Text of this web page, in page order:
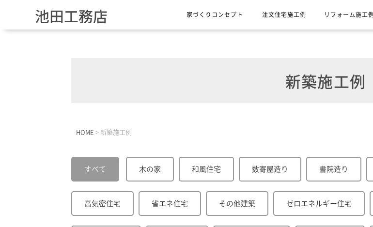
池田工務店 家づくりコンセプト 注文住宅施工例 リフォーム施工例
新築施工例
HOME > 新築施工例
すべて 木の家 和風住宅 数寄屋造り 書院造り
高気密住宅 省エネ住宅 その他建築 ゼロエネルギー住宅